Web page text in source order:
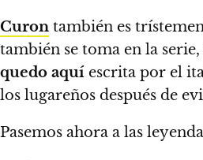
Curon también es
también se toma en la
quedo aquí escrita por el
los lugareños después de
Pasemos ahora a las